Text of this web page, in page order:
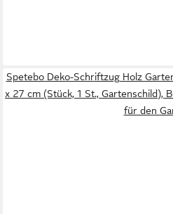
Spetebo Deko-Schriftzug Holz
x 27 cm (Stück, 1 St., Gartenschild),
für den